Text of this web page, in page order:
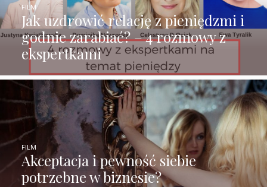
Jak uzdrowić relację z pieniędzmi i
godnie zarabiać? – 4 rozmowy z
ekspertkami
FILM
Akceptacja i pewność siebie
potrzebne w biznesie?
FILM